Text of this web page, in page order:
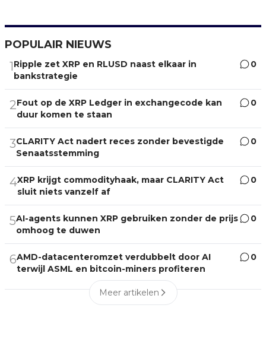
POPULAIR NIEUWS
1Ripple zet XRP en RLUSD naast elkaar in
bankstrategie
0
2Fout op de XRP Ledger in exchangecode kan
duur komen te staan
0
3CLARITY Act nadert reces zonder bevestigde
Senaatsstemming
0
4XRP krijgt commodityhaak, maar CLARITY Act
sluit niets vanzelf af
0
5AI-agents kunnen XRP gebruiken zonder de prijs
omhoog te duwen
0
6AMD-datacenteromzet verdubbelt door AI
terwijl ASML en bitcoin-miners profiteren
0
Meer artikelen